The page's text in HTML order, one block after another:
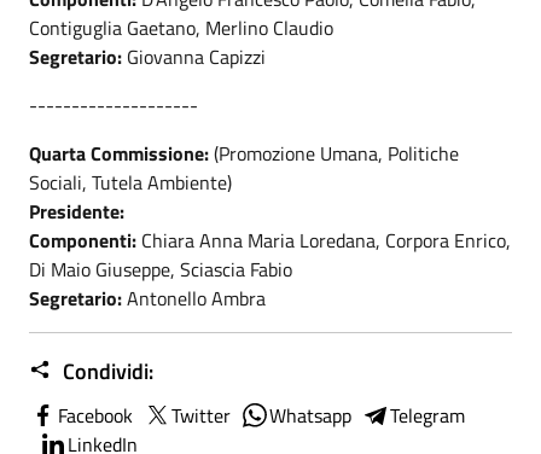
Contiguglia Gaetano, Merlino Claudio
Segretario: Giovanna Capizzi
--------------------
Quarta Commissione:(Promozione Umana, Politiche
Sociali, Tutela Ambiente)
Presidente:
Componenti: Chiara Anna Maria Loredana, Corpora Enrico,
Di Maio Giuseppe, Sciascia Fabio
Segretario:Antonello Ambra
Condividi:
Facebook Twitter Whatsapp
Telegram
LinkedIn